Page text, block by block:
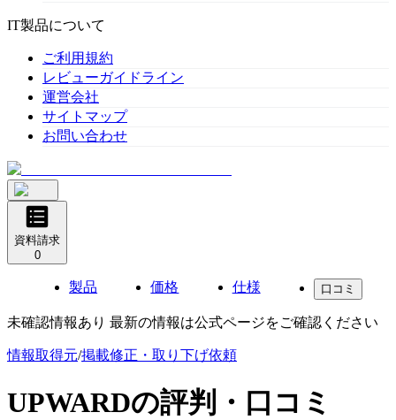
IT製品について
ご利用規約
レビューガイドライン
運営会社
サイトマップ
お問い合わせ
資料請求
0
製品 価格 仕様 口コミ
未確認情報あり 最新の情報は公式ページをご確認ください
情報取得元/掲載修正・取り下げ依頼
UPWARDの評判・口コミ